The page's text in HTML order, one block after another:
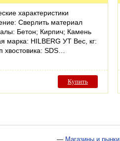
характеристики
Сверлить материал
Бетон; Кирпич; Камень
марка: HILBERG УТ Вес, кг:
хвостовика: SDS…
Купить
— Магазины и рынки